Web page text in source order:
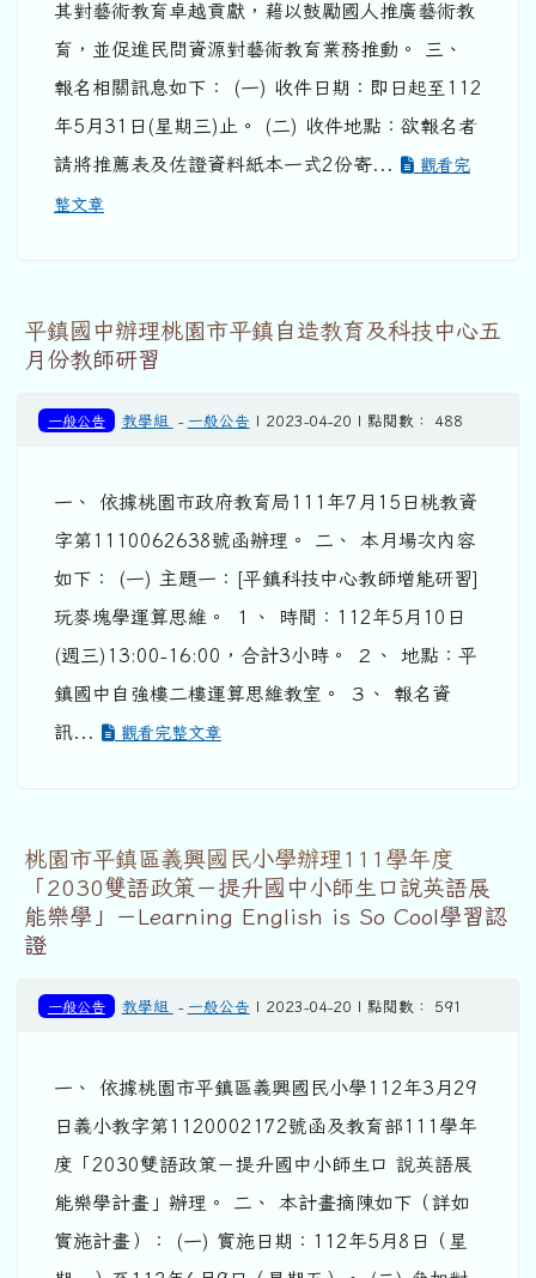
其對藝術教育卓越貢獻，藉以鼓勵國人推廣藝術教
育，並促進民問資源對藝術教育業務推動。 三、
報名相關訊息如下： (一) 收件日期：即日起至112
年5月31日(星期三)止。 (二) 收件地點：欲報名者
請將推薦表及佐證資料紙本一式2份寄...
觀看完
整文章
平鎮國中辦理桃園市平鎮自造教育及科技中心五
月份教師研習
一般公告 教學組 - 一般公告 | 2023-04-20 | 點閱數： 488
一、 依據桃園市政府教育局111年7月15日桃教資
字第1110062638號函辦理。 二、 本月場次內容
如下： (一) 主題一：[平鎮科技中心教師增能研習]
玩麥塊學運算思維。 １、 時間：112年5月10日
(週三)13:00-16:00，合計3小時。 ２、 地點：平
鎮國中自強樓二樓運算思維教室。 ３、 報名資
訊...
觀看完整文章
桃園市平鎮區義興國民小學辦理111學年度
「2030雙語政策－提升國中小師生口說英語展
能樂學」－Learning English is So Cool學習認
證
一般公告 教學組 - 一般公告 | 2023-04-20 | 點閱數： 591
一、 依據桃園市平鎮區義興國民小學112年3月29
日義小教字第1120002172號函及教育部111學年
度「2030雙語政策－提升國中小師生口 說英語展
能樂學計畫」辦理。 二、 本計畫摘陳如下（詳如
實施計畫）： (一) 實施日期：112年5月8日（星